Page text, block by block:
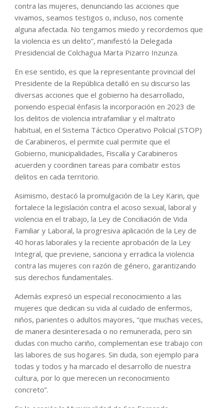
contra las mujeres, denunciando las acciones que
vivamos, seamos testigos o, incluso, nos comente
alguna afectada. No tengamos miedo y recordemos que
la violencia es un delito”, manifestó la Delegada
Presidencial de Colchagua Marta Pizarro Inzunza.
En ese sentido, es que la representante provincial del
Presidente de la República detalló en su discurso las
diversas acciones que el gobierno ha desarrollado,
poniendo especial énfasis la incorporación en 2023 de
los delitos de violencia intrafamiliar y el maltrato
habitual, en el Sistema Táctico Operativo Policial (STOP)
de Carabineros, el permite cual permite que el
Gobierno, municipalidades, Fiscalía y Carabineros
acuerden y coordinen tareas para combatir estos
delitos en cada territorio.
Asimismo, destacó la promulgación de la Ley Karin, que
fortalece la legislación contra el acoso sexual, laboral y
violencia en el trabajo, la Ley de Conciliación de Vida
Familiar y Laboral, la progresiva aplicación de la Ley de
40 horas laborales y la reciente aprobación de la Ley
Integral, que previene, sanciona y erradica la violencia
contra las mujeres con razón de género, garantizando
sus derechos fundamentales.
Además expresó un especial reconocimiento a las
mujeres que dedican su vida al cuidado de enfermos,
niños, parientes o adultos mayores, “que muchas veces,
de manera desinteresada o no remunerada, pero sin
dudas con mucho cariño, complementan ese trabajo con
las labores de sus hogares. Sin duda, son ejemplo para
todas y todos y ha marcado el desarrollo de nuestra
cultura, por lo que merecen un reconocimiento
concreto”.